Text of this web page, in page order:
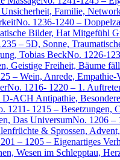
Unsicherheit, Familie,
No. 1236-1240 –
Bilder, Hat Mitgefühl
– 5D, Sonne,
Tobias BeckNo. 1226-
Geistige Freiheit, Bäume
– Wein, Anrede, Empathie-
No. 1216- 1220 – 1.
D-ACH Antipathie,
1211- 1215 – Besetzungen,
Das UniversumNo. 1206 –
& Sprossen,
– 1205 – Eigenartiges
Wesen im Schlepptau,